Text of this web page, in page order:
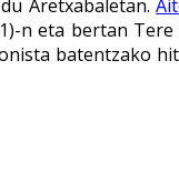
Aretxabaletan.
n eta bertan
batentzako